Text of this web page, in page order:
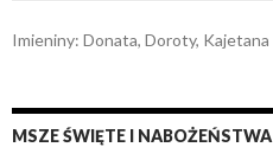
Imieniny: Donata, Doroty, Kajetana
MSZE ŚWIĘTE I NABOŻEŃSTWA